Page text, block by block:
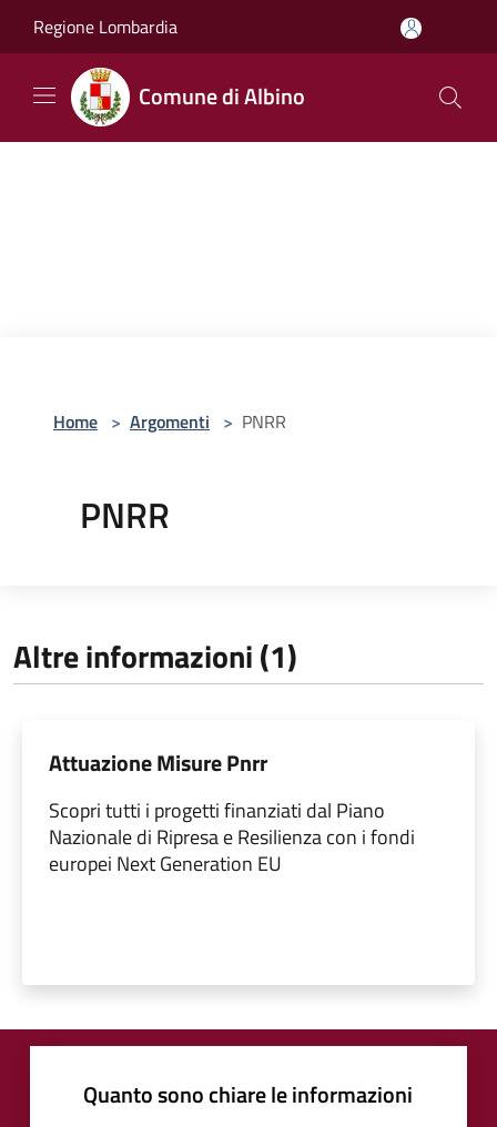
Regione Lombardia
Comune di Albino
Home > Argomenti > PNRR
PNRR
Altre informazioni (1)
Attuazione Misure Pnrr
Scopri tutti i progetti finanziati dal Piano
Nazionale di Ripresa e Resilienza con i fondi
europei Next Generation EU
Quanto sono chiare le informazioni